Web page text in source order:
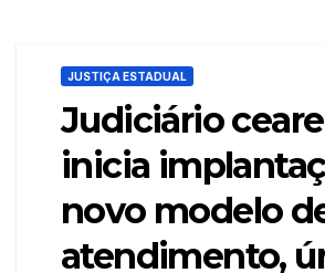
JUSTIÇA ESTADUAL
Judiciário
inicia
novo modelo
atendimento,